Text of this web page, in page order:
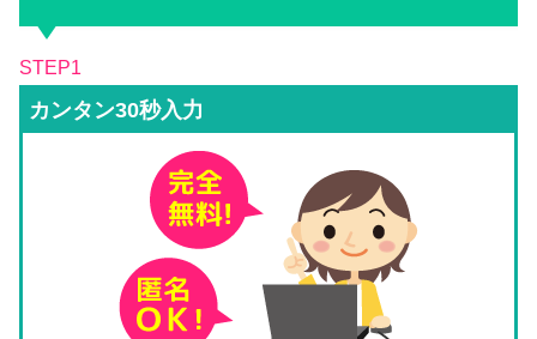
STEP1
カンタン30秒入力